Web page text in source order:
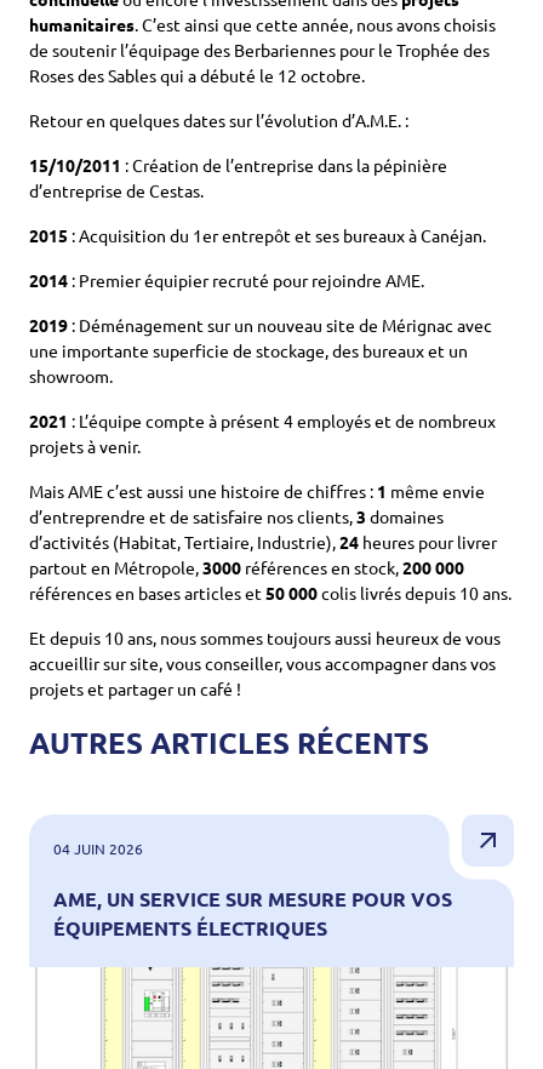
humanitaires. C’est ainsi que cette année, nous avons choisis
de soutenir l’équipage des Berbariennes pour le Trophée des
Roses des Sables qui a débuté le 12 octobre.
Retour en quelques dates sur l’évolution d’A.M.E. :
15/10/2011 : Création de l’entreprise dans la pépinière
d’entreprise de Cestas.
2015 : Acquisition du 1er entrepôt et ses bureaux à Canéjan.
2014 : Premier équipier recruté pour rejoindre AME.
2019 : Déménagement sur un nouveau site de Mérignac avec
une importante superficie de stockage, des bureaux et un
showroom.
2021 : L’équipe compte à présent 4 employés et de nombreux
projets à venir.
Mais AME c’est aussi une histoire de chiffres : 1 même envie
d’entreprendre et de satisfaire nos clients,3 domaines
d’activités (Habitat, Tertiaire, Industrie),24 heures pour livrer
partout en Métropole,3000 références en stock,200 000
références en bases articles et50 000colis livrés depuis 10 ans.
Et depuis 10 ans, nous sommes toujours aussi heureux de vous
accueillir sur site, vous conseiller, vous accompagner dans vos
projets et partager un café !
AUTRES ARTICLES RÉCENTS
04 JUIN 2026
AME, UN SERVICE SUR MESURE POUR VOS
ÉQUIPEMENTS ÉLECTRIQUES